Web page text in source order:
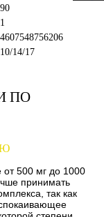
90
1
4607548756206
10/14/17
ПО
500 мг до 1000
принимать
так как